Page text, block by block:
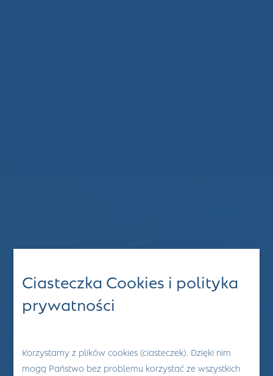
Ciasteczka Cookies i polityka
prywatności
Korzystamy z plików cookies (ciasteczek). Dzięki nim
mogą Państwo bez problemu korzystać ze wszystkich